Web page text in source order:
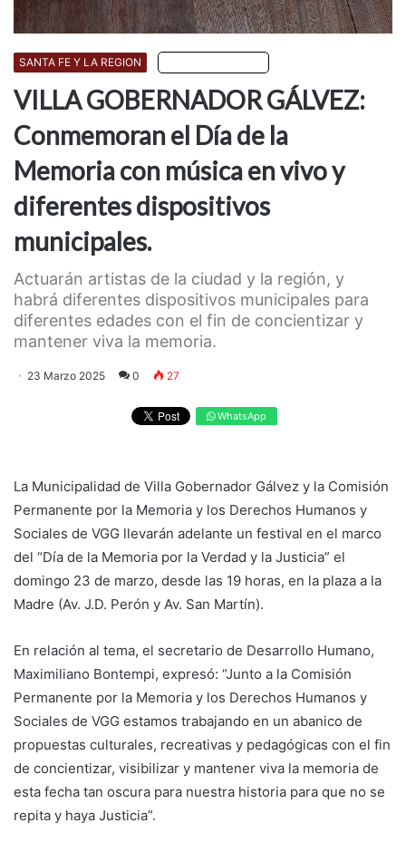
SANTA FE Y LA REGION
VILLA GOBERNADOR GÁLVEZ:
Conmemoran el Día de la
Memoria con música en vivo y
diferentes dispositivos
municipales.
Actuarán artistas de la ciudad y la región, y
habrá diferentes dispositivos municipales para
diferentes edades con el fin de concientizar y
mantener viva la memoria.
23 Marzo 2025 0 27
WhatsApp
La Municipalidad de Villa Gobernador Gálvez y la Comisión
Permanente por la Memoria y los Derechos Humanos y
Sociales de VGG llevarán adelante un festival en el marco
del “Día de la Memoria por la Verdad y la Justicia” el
domingo 23 de marzo, desde las 19 horas, en la plaza a la
Madre (Av. J.D. Perón y Av. San Martín).
En relación al tema, el secretario de Desarrollo Humano,
Maximiliano Bontempi, expresó: “Junto a la Comisión
Permanente por la Memoria y los Derechos Humanos y
Sociales de VGG estamos trabajando en un abanico de
propuestas culturales, recreativas y pedagógicas con el fin
de concientizar, visibilizar y mantener viva la memoria de
esta fecha tan oscura para nuestra historia para que no se
repita y haya Justicia”.